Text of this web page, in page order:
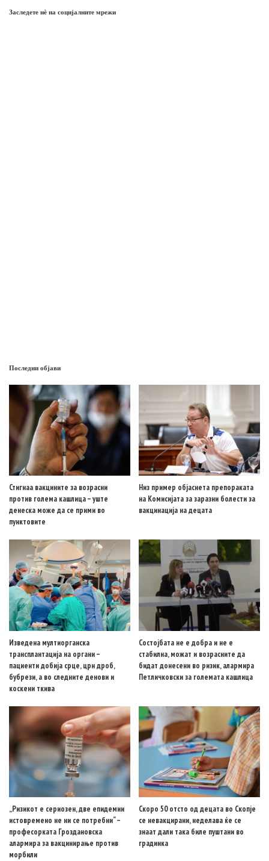
Заследете нѐ на социјалните мрежи
Последни објави
Стигнаа вакцините за возрасни
против голема кашлица – уште
денеска може да се прими во
пунктовите
Низ пример објаснета препораката
на Комисијата за заразни болести за
вакцинација на децата
Изведена мултиорганска
трансплантација на органи –
пациенти добија срце, црн дроб,
бубрези, а во следните денови и
коскени ткива
Состојбата не е добра и не е
стабилна, можат и возрасните да
бидат донесени во ризик, алармира
Петличковски за големата кашлица
„Ризикот е сериозен, две епидемии
истовремено не ни се потребни“ –
професорката Гроздановска
алармира за вакцинирање против
морбили
Скоро 50 отсто од децата во Скопје
се невакцирани, неделава ќе се
знаат дали така биле пуштани во
градинка